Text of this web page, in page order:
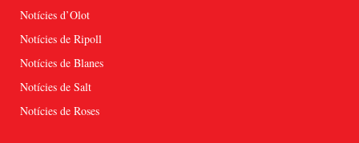
Notícies d’Olot
Notícies de Ripoll
Notícies de Blanes
Notícies de Salt
Notícies de Roses